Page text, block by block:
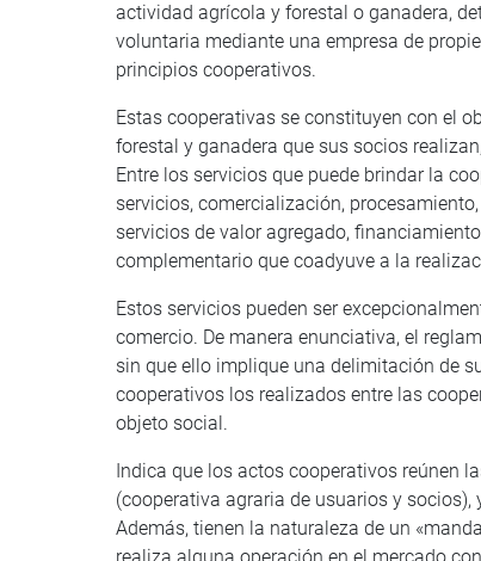
actividad agrícola y forestal o ganadera,
voluntaria mediante una empresa de
principios cooperativos.
Estas cooperativas se constituyen con el
forestal y ganadera que sus socios
Entre los servicios que puede brindar la
servicios, comercialización,
servicios de valor agregado,
complementario que coadyuve a la
Estos servicios pueden ser
comercio. De manera enunciativa, el
sin que ello implique una delimitación de
cooperativos los realizados entre las
objeto social.
Indica que los actos cooperativos reúnen
(cooperativa agraria de usuarios y socios),
Además, tienen la naturaleza de un